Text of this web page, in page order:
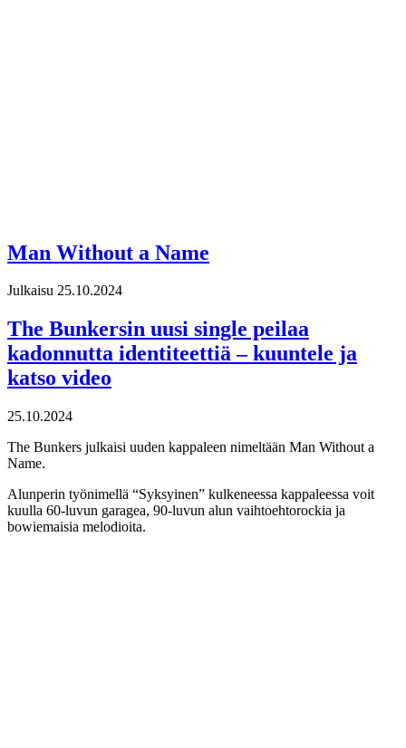
Man Without a Name
Julkaisu 25.10.2024
The Bunkersin uusi single peilaa
kadonnutta identiteettiä – kuuntele ja
katso video
25.10.2024
The Bunkers julkaisi uuden kappaleen nimeltään Man Without a
Name.
Alunperin työnimellä “Syksyinen” kulkeneessa kappaleessa voit
kuulla 60-luvun garagea, 90-luvun alun vaihtoehtorockia ja
bowiemaisia melodioita.